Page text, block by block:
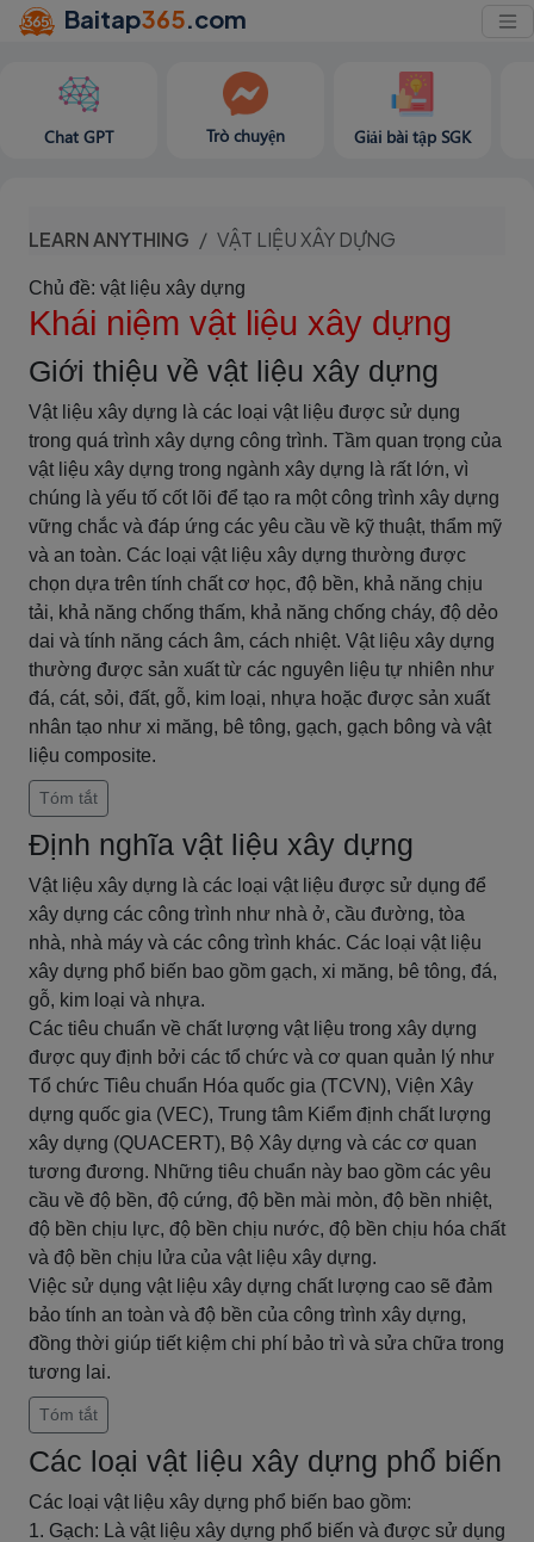
Baitap365.com
Chat GPT Trò chuyện Giải bài tập SGK
LEARN ANYTHING VẬT LIỆU XÂY DỰNG
Chủ đề: vật liệu xây dựng
Khái niệm vật liệu xây dựng
Giới thiệu về vật liệu xây dựng
Vật liệu xây dựng là các loại vật liệu được sử dụng
trong quá trình xây dựng công trình. Tầm quan trọng của
vật liệu xây dựng trong ngành xây dựng là rất lớn, vì
chúng là yếu tố cốt lõi để tạo ra một công trình xây dựng
vững chắc và đáp ứng các yêu cầu về kỹ thuật, thẩm mỹ
và an toàn. Các loại vật liệu xây dựng thường được
chọn dựa trên tính chất cơ học, độ bền, khả năng chịu
tải, khả năng chống thấm, khả năng chống cháy, độ dẻo
dai và tính năng cách âm, cách nhiệt. Vật liệu xây dựng
thường được sản xuất từ các nguyên liệu tự nhiên như
đá, cát, sỏi, đất, gỗ, kim loại, nhựa hoặc được sản xuất
nhân tạo như xi măng, bê tông, gạch, gạch bông và vật
liệu composite.
Tóm tắt
Định nghĩa vật liệu xây dựng
Vật liệu xây dựng là các loại vật liệu được sử dụng để
xây dựng các công trình như nhà ở, cầu đường, tòa
nhà, nhà máy và các công trình khác. Các loại vật liệu
xây dựng phổ biến bao gồm gạch, xi măng, bê tông, đá,
gỗ, kim loại và nhựa.
Các tiêu chuẩn về chất lượng vật liệu trong xây dựng
được quy định bởi các tổ chức và cơ quan quản lý như
Tổ chức Tiêu chuẩn Hóa quốc gia (TCVN), Viện Xây
dựng quốc gia (VEC), Trung tâm Kiểm định chất lượng
xây dựng (QUACERT), Bộ Xây dựng và các cơ quan
tương đương. Những tiêu chuẩn này bao gồm các yêu
cầu về độ bền, độ cứng, độ bền mài mòn, độ bền nhiệt,
độ bền chịu lực, độ bền chịu nước, độ bền chịu hóa chất
và độ bền chịu lửa của vật liệu xây dựng.
Việc sử dụng vật liệu xây dựng chất lượng cao sẽ đảm
bảo tính an toàn và độ bền của công trình xây dựng,
đồng thời giúp tiết kiệm chi phí bảo trì và sửa chữa trong
tương lai.
Tóm tắt
Các loại vật liệu xây dựng phổ biến
Các loại vật liệu xây dựng phổ biến bao gồm:
1. Gạch: Là vật liệu xây dựng phổ biến và được sử dụng